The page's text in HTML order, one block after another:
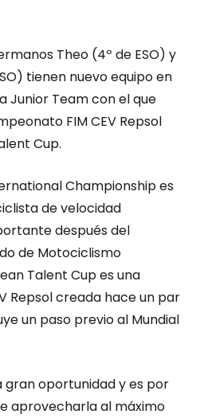
Theo (4º de ESO) y
tienen nuevo equipo en
Junior Team con el que
FIM CEV Repsol
Cup.
Championship es
de velocidad
después del
de Motociclismo
Talent Cup es una
Repsol creada hace un par
un paso previo al Mundial
gran oportunidad y es por
aprovecharla al máximo